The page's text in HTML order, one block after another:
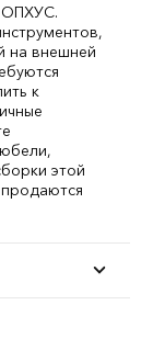
ОПХУС.
на внешней
к
этой